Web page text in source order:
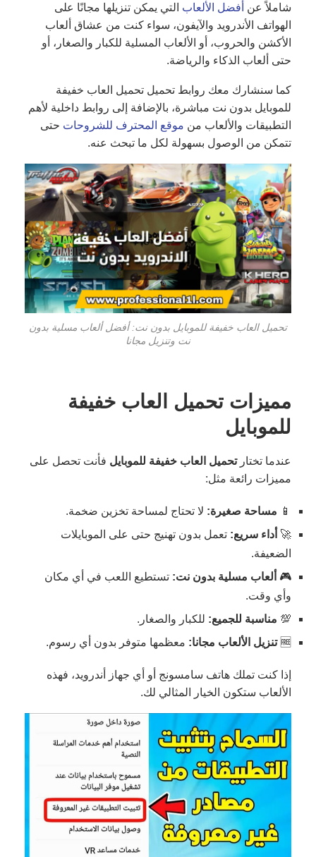
شاملاً عن أفضل الألعاب التي يمكن تنزيلها مجانًا على
الهواتف الأندرويد والآيفون، سواء كنت من عشاق ألعاب
الأكشن والحروب، أو الألعاب المسلية للكبار والصغار، أو
حتى ألعاب الذكاء والرياضة.
كما سنشارك معك روابط تحميل تحميل العاب خفيفة
للموبايل بدون نت مباشرة، بالإضافة إلى روابط داخلية لأهم
التطبيقات والألعاب من موقع المحترف للشروحات حتى
تتمكن من الوصول بسهولة لكل ما تبحث عنه.
تحميل العاب خفيفة للموبايل بدون نت: أفضل ألعاب مسلية بدون
نت وتنزيل مجانا
مميزات تحميل العاب خفيفة
للموبايل
عندما تختارتحميل العاب خفيفة للموبايل فأنت تحصل على
مميزات رائعة مثل:
📱 مساحة صغيرة: لا تحتاج لمساحة تخزين ضخمة.
🚀 أداء سريع: تعمل بدون تهنيج حتى على الموبايلات
الضعيفة.
🎮 ألعاب مسلية بدون نت: تستطيع اللعب في أي مكان
وأي وقت.
💯 مناسبة للجميع: للكبار والصغار.
🆓 تنزيل الألعاب مجانا: معظمها متوفر بدون أي رسوم.
إذا كنت تملك هاتف سامسونج أو أي جهاز أندرويد، فهذه
الألعاب ستكون الخيار المثالي لك.